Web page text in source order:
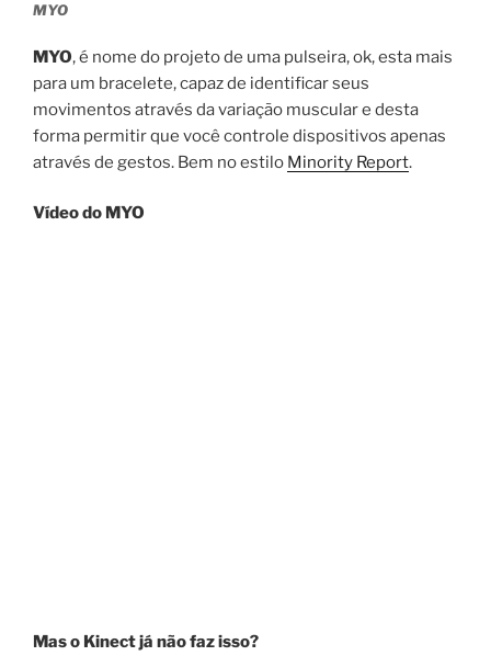
MYO
MYO, é nome do projeto de uma pulseira, ok, esta mais
para um bracelete, capaz de identificar seus
movimentos através da variação muscular e desta
forma permitir que você controle dispositivos apenas
através de gestos. Bem no estilo Minority Report.
Vídeo do MYO
Mas o Kinect já não faz isso?